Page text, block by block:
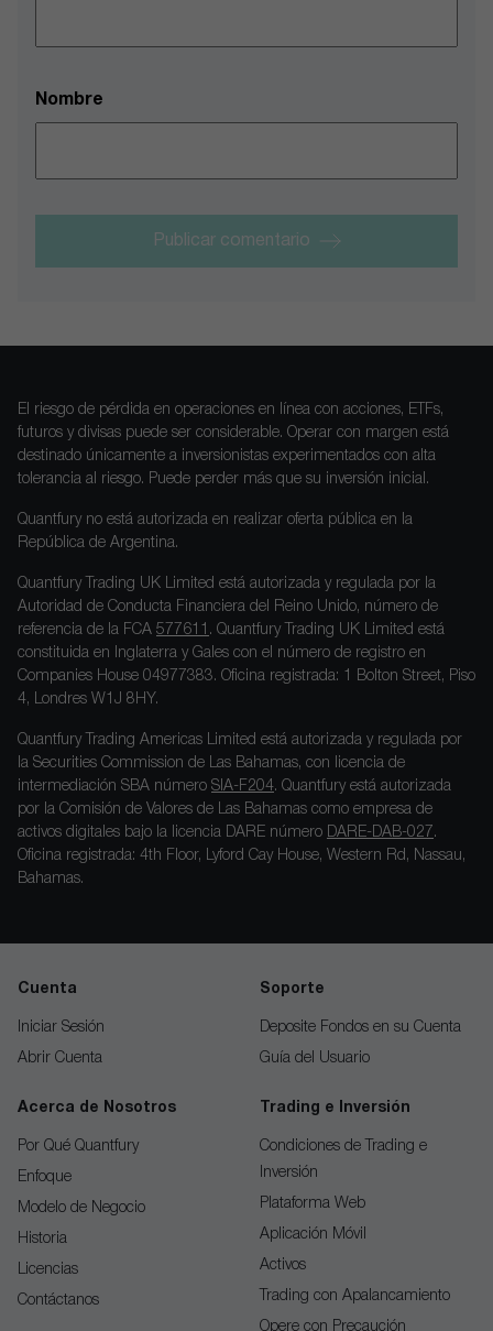
Nombre
Publicar comentario
El riesgo de pérdida en operaciones en línea con acciones, ETFs,
futuros y divisas puede ser considerable. Operar con margen está
destinado únicamente a inversionistas experimentados con alta
tolerancia al riesgo. Puede perder más que su inversión inicial.
Quantfury no está autorizada en realizar oferta pública en la
República de Argentina.
Quantfury Trading UK Limited está autorizada y regulada por la
Autoridad de Conducta Financiera del Reino Unido, número de
referencia de la FCA 577611 . Quantfury Trading UK Limited está
constituida en Inglaterra y Gales con el número de registro en
Companies House 04977383. Oficina registrada: 1 Bolton Street, Piso
4, Londres W1J 8HY.
Quantfury Trading Americas Limited está autorizada y regulada por
la Securities Commission de Las Bahamas, con licencia de
intermediación SBA número SIA-F204. Quantfury está autorizada
por la Comisión de Valores de Las Bahamas como empresa de
activos digitales bajo la licencia DARE número DARE-DAB-027 .
Oficina registrada: 4th Floor, Lyford Cay House, Western Rd, Nassau,
Bahamas.
Cuenta
Iniciar Sesión
Abrir Cuenta
Soporte
Deposite Fondos en su Cuenta
Guía del Usuario
Acerca de Nosotros
Por Qué Quantfury
Enfoque
Modelo de Negocio
Historia
Licencias
Contáctanos
Trading e Inversión
Condiciones de Trading e
Inversión
Plataforma Web
Aplicación Móvil
Activos
Trading con Apalancamiento
Opere con Precaución